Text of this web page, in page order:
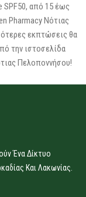
SPF50, από 15 έως
Pharmacy Νότιας
εκπτώσεις θα
την ιστοσελίδα
Πελοποννήσου!
Ένα Δίκτυο
Και Λακωνίας.